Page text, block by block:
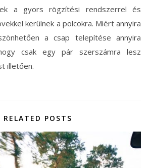
a gyors rögzítési rendszerrel és
kerülnek a polcokra. Miért annyira
a csap telepítése annyira
csak egy pár szerszámra lesz
illetően.
RELATED POSTS